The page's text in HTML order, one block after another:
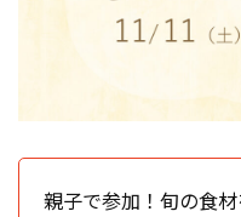
親子で参加！旬の食